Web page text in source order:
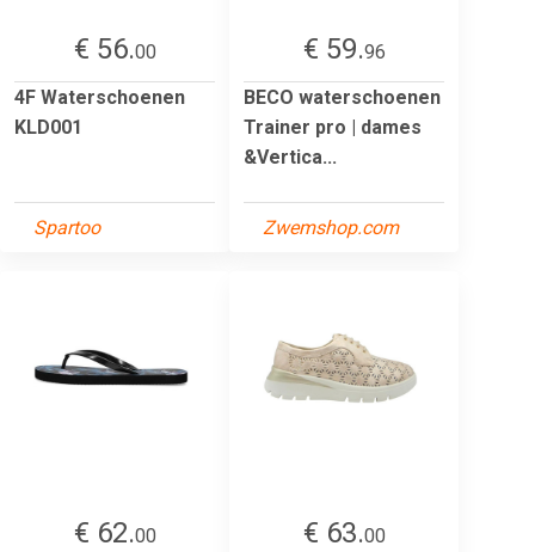
€ 56.00
4F Waterschoenen
KLD001
Spartoo
€ 59.96
BECO waterschoenen
Trainer pro | dames
&Vertica...
Zwemshop.com
€ 62.00 € 63.00